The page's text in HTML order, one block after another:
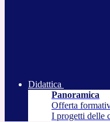
Didattica
Panoramica
Offerta
I progetti delle